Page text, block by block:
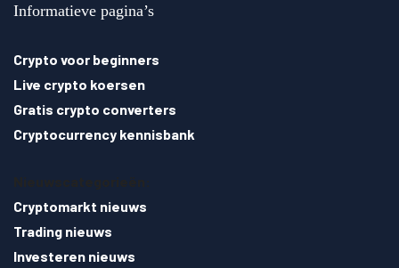
Informatieve pagina’s
Crypto voor beginners
Live crypto koersen
Gratis crypto converters
Cryptocurrency kennisbank
Cryptomarkt nieuws
Trading nieuws
Investeren nieuws